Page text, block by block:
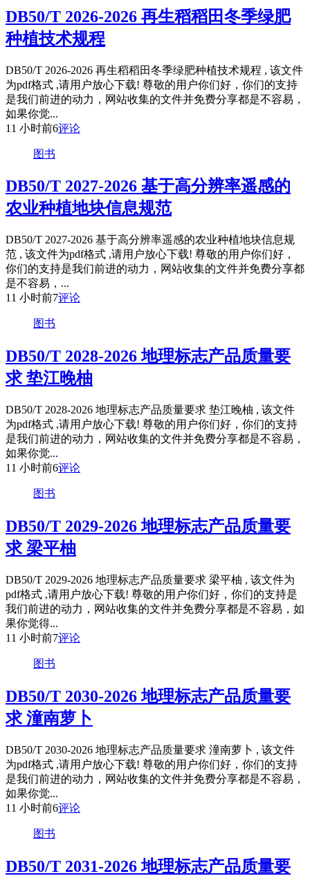
DB50/T 2026-2026 再生稻稻田冬季绿肥
种植技术规程
DB50/T 2026-2026 再生稻稻田冬季绿肥种植技术规程 , 该文件
为pdf格式 ,请用户放心下载! 尊敬的用户你们好，你们的支持
是我们前进的动力，网站收集的文件并免费分享都是不容易，
如果你觉...
11 小时前6评论
图书
DB50/T 2027-2026 基于高分辨率遥感的
农业种植地块信息规范
DB50/T 2027-2026 基于高分辨率遥感的农业种植地块信息规
范 , 该文件为pdf格式 ,请用户放心下载! 尊敬的用户你们好，
你们的支持是我们前进的动力，网站收集的文件并免费分享都
是不容易，...
11 小时前7评论
图书
DB50/T 2028-2026 地理标志产品质量要
求 垫江晚柚
DB50/T 2028-2026 地理标志产品质量要求 垫江晚柚 , 该文件
为pdf格式 ,请用户放心下载! 尊敬的用户你们好，你们的支持
是我们前进的动力，网站收集的文件并免费分享都是不容易，
如果你觉...
11 小时前6评论
图书
DB50/T 2029-2026 地理标志产品质量要
求 梁平柚
DB50/T 2029-2026 地理标志产品质量要求 梁平柚 , 该文件为
pdf格式 ,请用户放心下载! 尊敬的用户你们好，你们的支持是
我们前进的动力，网站收集的文件并免费分享都是不容易，如
果你觉得...
11 小时前7评论
图书
DB50/T 2030-2026 地理标志产品质量要
求 潼南萝卜
DB50/T 2030-2026 地理标志产品质量要求 潼南萝卜 , 该文件
为pdf格式 ,请用户放心下载! 尊敬的用户你们好，你们的支持
是我们前进的动力，网站收集的文件并免费分享都是不容易，
如果你觉...
11 小时前6评论
图书
DB50/T 2031-2026 地理标志产品质量要